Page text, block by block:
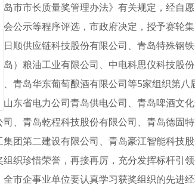
市市长质量奖管理办法》有关规定，经自
会公示等程序评选，市政府决定，授予赛轮
顺供应链科技股份有限公司、青岛特殊钢
岛）粮油工业有限公司、中电科思仪科技股
、青岛华东葡萄酿酒有限公司等5家组织第
山东省电力公司青岛供电公司、青岛啤酒文
司、青岛乾程科技股份有限公司、青岛德固
团第二建设有限公司、青岛豪江智能科技
组织珍惜荣誉，再接再厉，充分发挥标杆引
市企事业单位要认真学习获奖组织的先进